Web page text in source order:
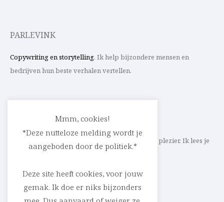
PARLEVINK
Copywriting en storytelling. Ik help bijzondere mensen en
bedrijven hun beste verhalen vertellen.
Schrijf ik straks mee aan jouw verhaal? Met veel plezier. Ik lees je
heel graag op
cedric@parlevink.be
Mmm, cookies!
*Deze nutteloze melding wordt je
aangeboden door de politiek.*
Deze site heeft cookies, voor jouw
gemak. Ik doe er niks bijzonders